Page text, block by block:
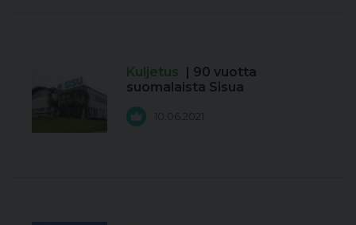
Kuljetus | 90 vuotta
suomalaista Sisua
10.06.2021